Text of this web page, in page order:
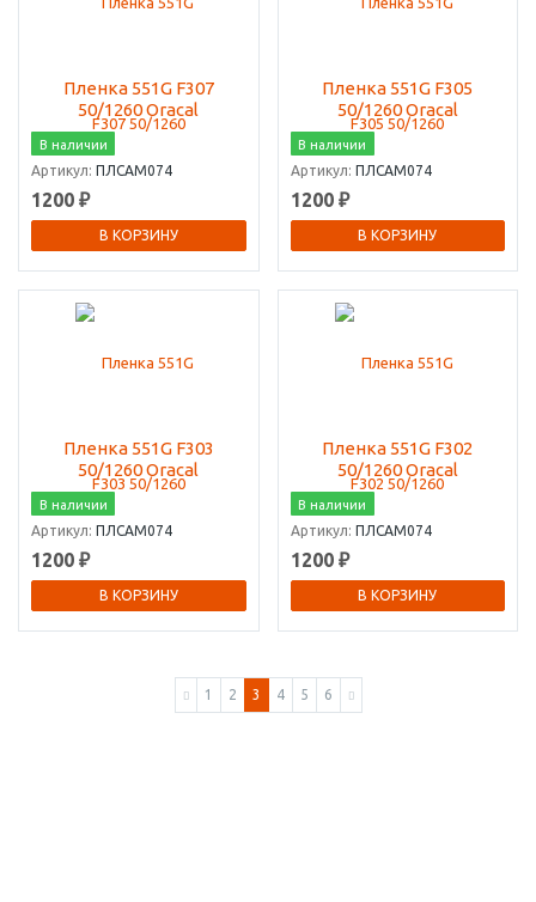
Пленка 551G F307
50/1260 Oracal
В наличии
Артикул: ПЛСАМ074
1200 ₽
В КОРЗИНУ
Пленка 551G F305
50/1260 Oracal
В наличии
Артикул: ПЛСАМ074
1200 ₽
В КОРЗИНУ
Пленка 551G F303
50/1260 Oracal
В наличии
Артикул: ПЛСАМ074
1200 ₽
В КОРЗИНУ
Пленка 551G F302
50/1260 Oracal
В наличии
Артикул: ПЛСАМ074
1200 ₽
В КОРЗИНУ
1 2 3 4 5 6